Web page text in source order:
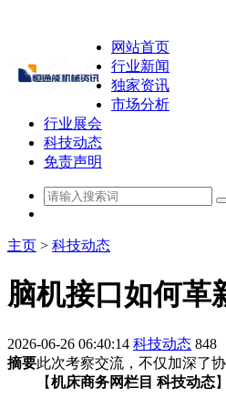
网站首页
行业新闻
独家资讯
市场分析
行业展会
科技动态
免责声明
主页 > 科技动态
脑机接口如何革
2026-06-26 06:40:14 科技动态 848
摘要此次考察交流，不仅加深了
【机床商务网栏目 科技动态